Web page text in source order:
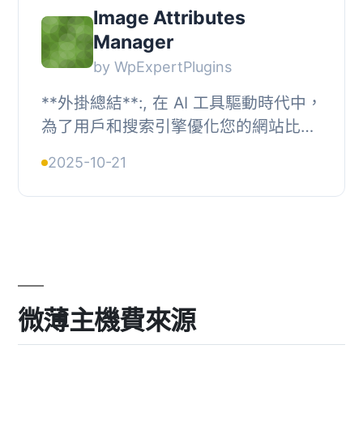
Image Attributes
Manager
by WpExpertPlugins
**外掛總結**:, 在 AI 工具驅動時代中，
為了用戶和搜索引擎優化您的網站比以
貴且複雜。因此，我們開發了Image
Attributes...
2025-10-21
微薄主機費來源